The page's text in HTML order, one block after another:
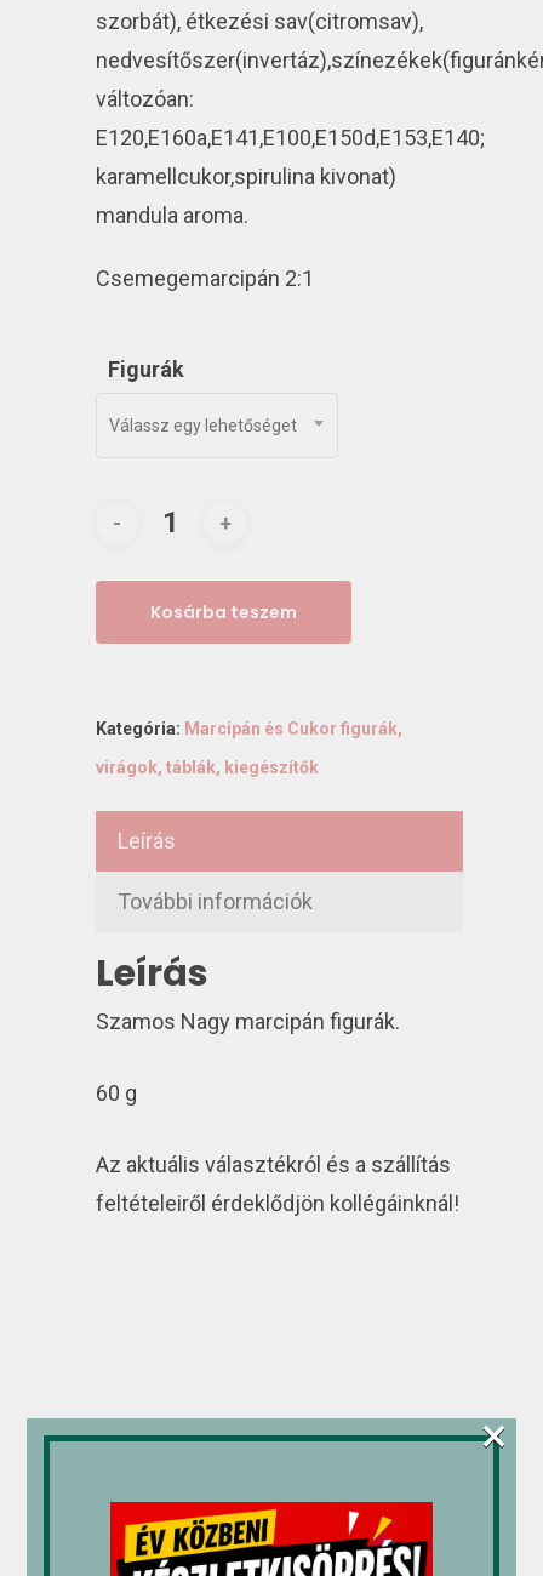
szorbát), étkezési sav(citromsav),
változóan:
E120,E160a,E141,E100,E150d,E153,E140;
karamellcukor,spirulina kivonat)
mandula aroma.
Csemegemarcipán 2:1
Figurák
Válassz egy lehetőséget
Kosárba teszem
Kategória: Marcipán és Cukor figurák,
virágok, táblák, kiegészítők
Leírás
További információk
Leírás
Szamos Nagy marcipán figurák.
60 g
Az aktuális választékról és a szállítás
feltételeiről érdeklődjön kollégáinknál!
×